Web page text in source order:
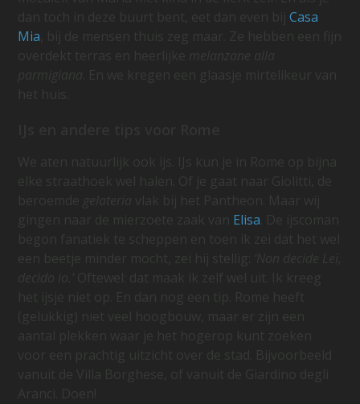
dan toch in deze buurt bent, eet dan even bijCasa
Mia , bij de mensen thuis zeg maar. Ze hebben een fijn
melanzane alla
parmigiana
. En we kregen een glaasje mirtelikeur van
We aten natuurlijk ook ijs. IJs kun je in Rome op bijna
elke straathoek wel halen. Of je gaat naar Giolitti, de
gelateria
vlak bij het Pantheon. Maar wij
gingen naar de mierzoete zaak van Elisa
begon fanatiek te scheppen en toen ik zei dat het wel
een beetje minder mocht, zei hij stellig:
‘Non decide Lei,
decido io.’
Oftewel: dat maak ik zelf wel uit. Ik kreeg
het ijsje niet op. En dan nog een tip. Rome heeft
(gelukkig) niet veel hoogbouw, maar er zijn een
aantal plekken waar je het hogerop kunt zoeken
voor een prachtig uitzicht over de stad. Bijvoorbeeld
vanuit de Villa Borghese, of vanuit de Giardino degli
Aranci. Doen!